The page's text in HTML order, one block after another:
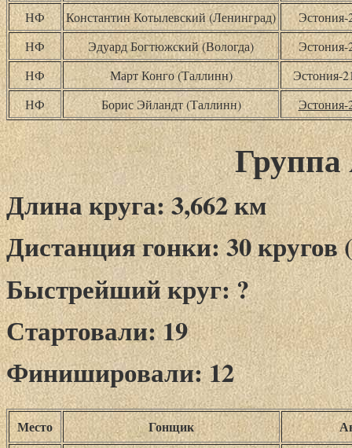
НФ
Константин Котылевский (Ленинград)
Эстония-
НФ
Эдуард Богтюжский (Вологда)
Эстония-
НФ
Март Конго (Таллинн)
Эстония-
НФ
Борис Эйландт (Таллинн) Эстония-
Группа
Длина круга: 3,662 км
Дистанция гонки: 30 кругов
Быстрейший круг: ?
Стартовали: 19
Финишировали: 12
Место Гонщик